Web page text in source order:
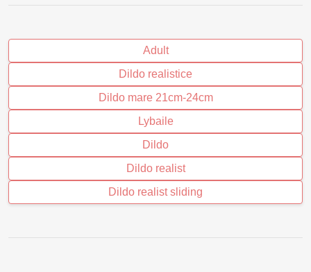
Adult
Dildo realistice
Dildo mare 21cm-24cm
Lybaile
Dildo
Dildo realist
Dildo realist sliding